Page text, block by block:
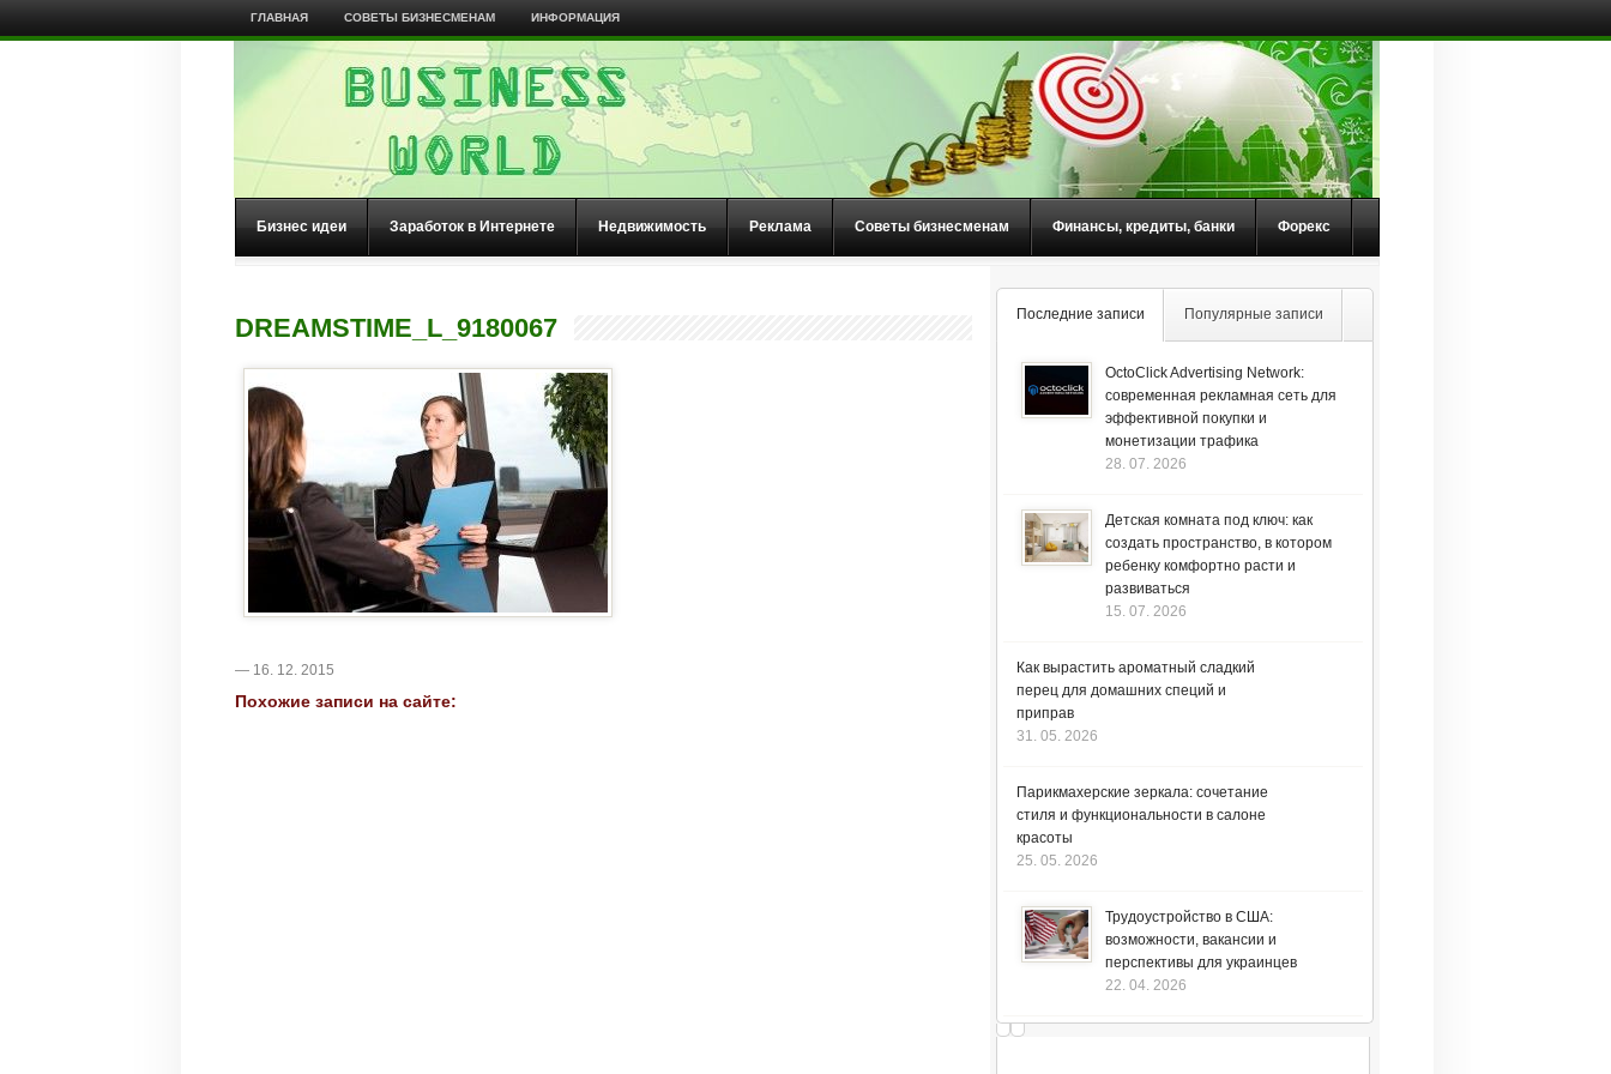
ГЛАВНАЯ СОВЕТЫ БИЗНЕСМЕНАМ ИНФОРМАЦИЯ
Бизнес идеи Заработок в Интернете Недвижимость Реклама Советы бизнесменам Финансы, кредиты, банки Форекс
DREAMSTIME_L_9180067
— 16. 12. 2015
Похожие записи на сайте:
Последние записи Популярные записи
OctoClick Advertising Network:
современная рекламная сеть для
эффективной покупки и
монетизации трафика
28. 07. 2026
Детская комната под ключ: как
создать пространство, в котором
ребенку комфортно расти и
развиваться
15. 07. 2026
Как вырастить ароматный сладкий
перец для домашних специй и
приправ
31. 05. 2026
Парикмахерские зеркала: сочетание
стиля и функциональности в салоне
красоты
25. 05. 2026
Трудоустройство в США:
возможности, вакансии и
перспективы для украинцев
22. 04. 2026